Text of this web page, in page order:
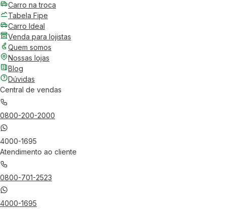
Carro na troca
Tabela Fipe
Carro Ideal
Venda para lojistas
Quem somos
Nossas lojas
Blog
Dúvidas
Central de vendas
0800-200-2000
4000-1695
Atendimento ao cliente
0800-701-2523
4000-1695